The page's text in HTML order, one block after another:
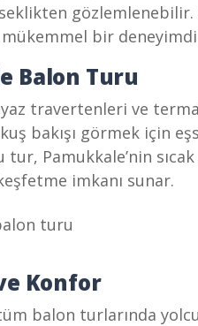
bir
Balon Turu
travertenleri ve
bakışı görmek için
Pamukkale’nin
imkanı sunar.
Konfor
balon turlarında